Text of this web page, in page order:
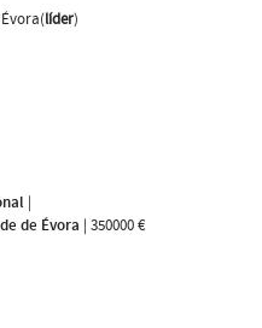
líder)
|
de Évora | 350000 €